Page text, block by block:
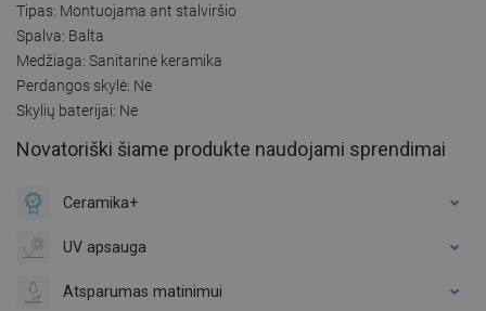
Tipas: Montuojama ant stalviršio
Spalva: Balta
Medžiaga: Sanitarinė keramika
Perdangos skylė: Ne
Skylių baterijai: Ne
Novatoriški šiame produkte naudojami sprendimai
Ceramika+
UV apsauga
Atsparumas matinimui